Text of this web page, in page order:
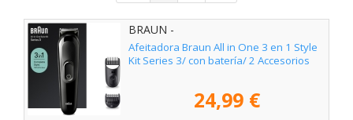
BRAUN -
Afeitadora Braun All in One 3 en 1 Style
Kit Series 3/ con batería/ 2 Accesorios
24,99 €